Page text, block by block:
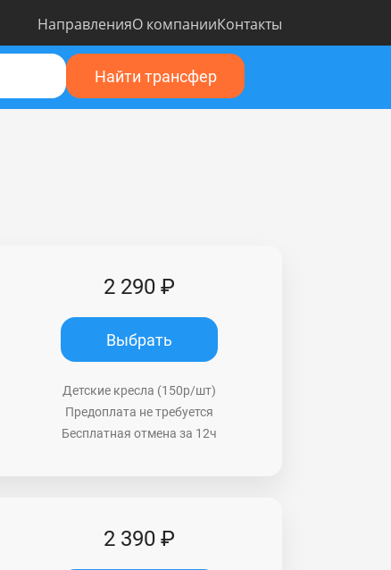
НаправленияО компанииКонтакты
Найти трансфер
2 290 ₽
Выбрать
Детские кресла (150р/шт)
Предоплата не требуется
Бесплатная отмена за 12ч
2 390 ₽